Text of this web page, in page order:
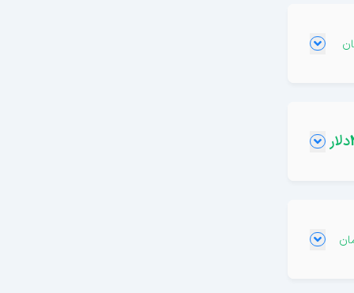
دلار